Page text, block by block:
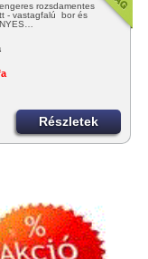
rozsdamentes
- vastagfalú bor és
Részletek